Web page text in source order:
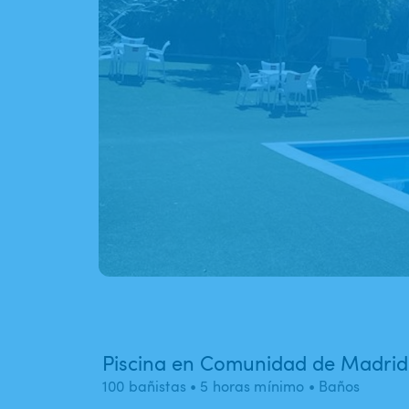
Piscina en Comunidad de Madrid
100 bañistas • 5 horas mínimo • Baños